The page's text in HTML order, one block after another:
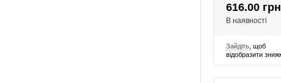
616.00 грн
В наявності
Зайдіть , щоб
відобразити